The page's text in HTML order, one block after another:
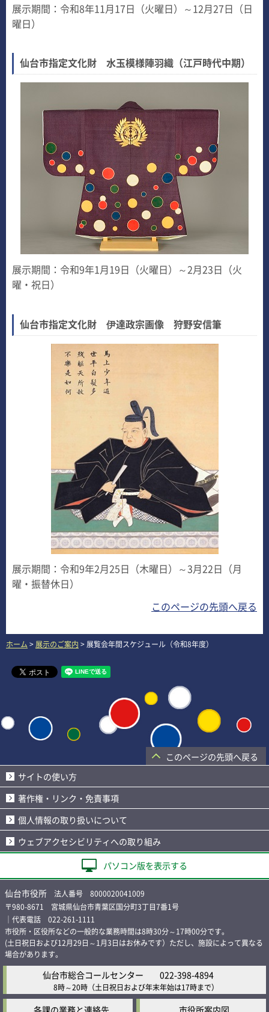
展示期間：令和8年11月17日（火曜日）～12月27日（日
曜日）
仙台市指定文化財 水玉模様陣羽織（江戸時代中期）
展示期間：令和9年1月19日（火曜日）～2月23日（火
曜・祝日）
仙台市指定文化財 伊達政宗画像 狩野安信筆
展示期間：令和9年2月25日（木曜日）～3月22日（月
曜・振替休日）
このページの先頭へ戻る
ホーム > 展示のご案内 > 展覧会年間スケジュール（令和8年度）
このページの先頭へ戻る
サイトの使い方
著作権・リンク・免責事項
個人情報の取り扱いについて
ウェブアクセシビリティへの取り組み
パソコン版を表示する
仙台市役所 法人番号 8000020041009
〒980-8671 宮城県仙台市青葉区国分町3丁目7番1号
｜代表電話 022-261-1111
市役所・区役所などの一般的な業務時間は8時30分～17時00分です。
(土日祝日および12月29日～1月3日はお休みです）ただし、施設によって異なる
場合があります。
仙台市総合コールセンター 022-398-4894
8時～20時 （土日祝日および年末年始は17時まで）